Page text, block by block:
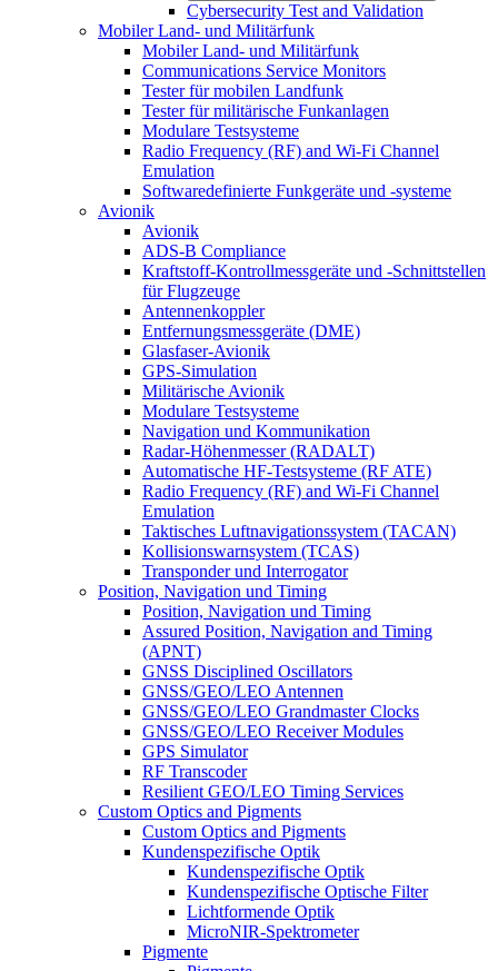
Cybersecurity Test and Validation
Mobiler Land- und Militärfunk
Mobiler Land- und Militärfunk
Communications Service Monitors
Tester für mobilen Landfunk
Tester für militärische Funkanlagen
Modulare Testsysteme
Radio Frequency (RF) and Wi-Fi Channel
Emulation
Softwaredefinierte Funkgeräte und -systeme
Avionik
Avionik
ADS-B Compliance
Kraftstoff-Kontrollmessgeräte und -Schnittstellen
für Flugzeuge
Antennenkoppler
Entfernungsmessgeräte (DME)
Glasfaser-Avionik
GPS-Simulation
Militärische Avionik
Modulare Testsysteme
Navigation und Kommunikation
Radar-Höhenmesser (RADALT)
Automatische HF-Testsysteme (RF ATE)
Radio Frequency (RF) and Wi-Fi Channel
Emulation
Taktisches Luftnavigationssystem (TACAN)
Kollisionswarnsystem (TCAS)
Transponder und Interrogator
Position, Navigation und Timing
Position, Navigation und Timing
Assured Position, Navigation and Timing
(APNT)
GNSS Disciplined Oscillators
GNSS/GEO/LEO Antennen
GNSS/GEO/LEO Grandmaster Clocks
GNSS/GEO/LEO Receiver Modules
GPS Simulator
RF Transcoder
Resilient GEO/LEO Timing Services
Custom Optics and Pigments
Custom Optics and Pigments
Kundenspezifische Optik
Kundenspezifische Optik
Kundenspezifische Optische Filter
Lichtformende Optik
MicroNIR-Spektrometer
Pigmente